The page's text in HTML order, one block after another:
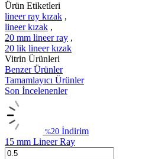
Ürün Etiketleri
lineer ray kızak ,
lineer kızak ,
20 mm lineer ray ,
20 lik lineer kızak
Vitrin Ürünleri
Benzer Ürünler
Tamamlayıcı Ürünler
Son İncelenenler
%20 İndirim
15 mm Lineer Ray